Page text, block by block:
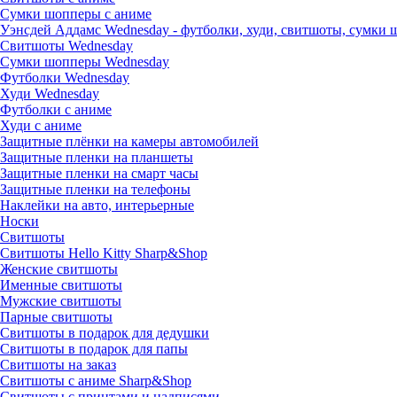
Сумки шопперы с аниме
Уэнсдей Аддамс Wednesday - футболки, худи, свитшоты, сумки
Свитшоты Wednesday
Сумки шопперы Wednesday
Футболки Wednesday
Худи Wednesday
Футболки с аниме
Худи с аниме
Защитные плёнки на камеры автомобилей
Защитные пленки на планшеты
Защитные пленки на смарт часы
Защитные пленки на телефоны
Наклейки на авто, интерьерные
Носки
Свитшоты
Cвитшоты Hello Kitty Sharp&Shop
Женские свитшоты
Именные свитшоты
Мужские свитшоты
Парные свитшоты
Свитшоты в подарок для дедушки
Свитшоты в подарок для папы
Свитшоты на заказ
Свитшоты с аниме Sharp&Shop